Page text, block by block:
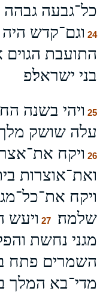
כל־גבעה גבהה
24 וגם־קדש
התועבת הגוים
בני ישראל׃פ
25 ויהי בשנה
עלה שושק
26 ויקח
ואת־אוצרות
ויקח
שלמה׃
27
מגני נחשת
השמרים פתח
מדי־בא המלך